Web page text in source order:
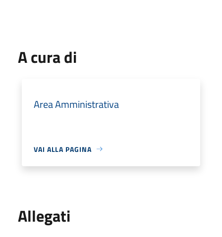
A cura di
Area Amministrativa
VAI ALLA PAGINA
Allegati